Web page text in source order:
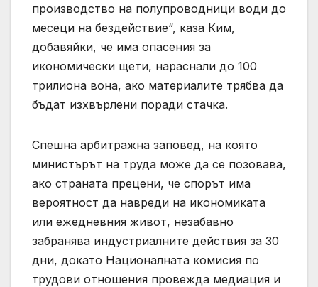
производство на полупроводници води до
месеци на бездействие“, каза Ким,
добавяйки, че има опасения за
икономически щети, нараснали до 100
трилиона вона, ако материалите трябва да
бъдат изхвърлени поради стачка.
Спешна арбитражна заповед, на която
министърът на труда може да се позовава,
ако страната прецени, че спорът има
вероятност да навреди на икономиката
или ежедневния живот, незабавно
забранява индустриалните действия за 30
дни, докато Националната комисия по
трудови отношения провежда медиация и